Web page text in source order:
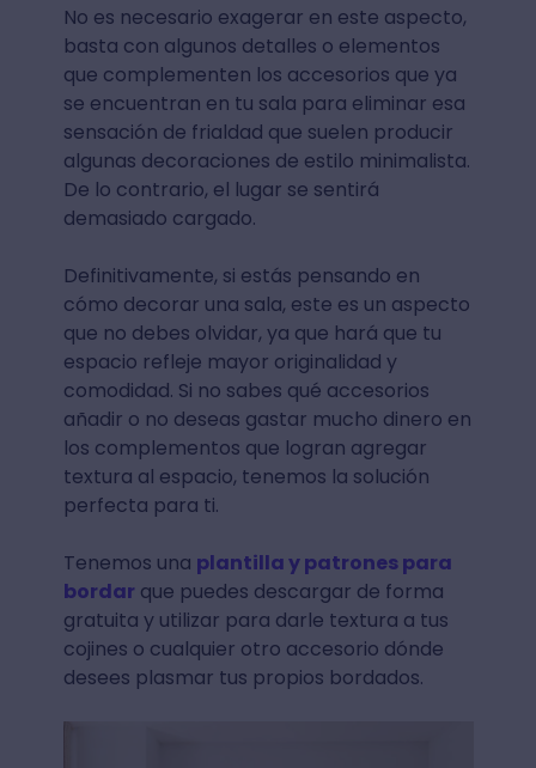
No es necesario exagerar en este aspecto,
basta con algunos detalles o elementos
que complementen los accesorios que ya
se encuentran en tu sala para eliminar esa
sensación de frialdad que suelen producir
algunas decoraciones de estilo minimalista.
De lo contrario, el lugar se sentirá
demasiado cargado.
Definitivamente, si estás pensando en
cómo decorar una sala, este es un aspecto
que no debes olvidar, ya que hará que tu
espacio refleje mayor originalidad y
comodidad. Si no sabes qué accesorios
añadir o no deseas gastar mucho dinero en
los complementos que logran agregar
textura al espacio, tenemos la solución
perfecta para ti.
Tenemos una plantilla y patrones para
bordar que puedes descargar de forma
gratuita y utilizar para darle textura a tus
cojines o cualquier otro accesorio dónde
desees plasmar tus propios bordados.